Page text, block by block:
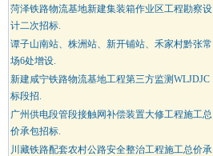
菏泽铁路物流基地新建集装箱作业区工程勘察设
计二次招标.
谭子山南站、株洲站、新开铺站、禾家村黔张常
场6处增设.
新建咸宁铁路物流基地工程第三方监测WLJDJC
标段招.
广州供电段管段接触网补偿装置大修工程施工总
价承包招标.
川藏铁路配套农村公路安全整治工程施工总价承